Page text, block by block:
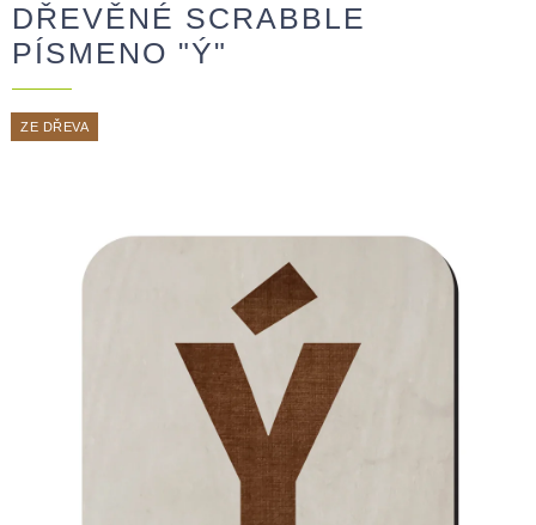
DŘEVĚNÉ SCRABBLE
PÍSMENO "Ý"
ZE DŘEVA